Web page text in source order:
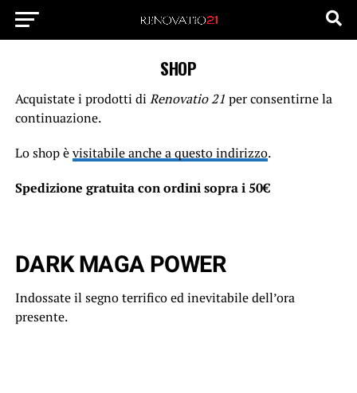
SHOP
Acquistate i prodotti di Renovatio 21 per consentirne la
continuazione.
Lo shop èvisitabile anche a questo indirizzo.
Spedizione gratuita con ordini sopra i 50€
DARK MAGA POWER
Indossate il segno terrifico ed inevitabile dell’ora
presente.